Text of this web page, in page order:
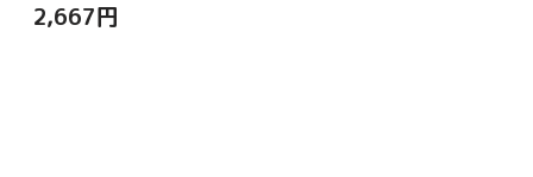
2,667円